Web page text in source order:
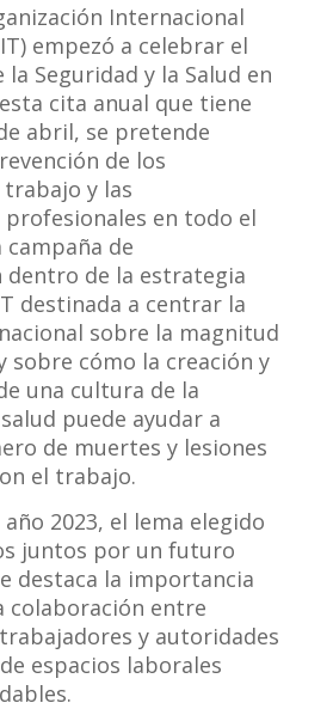
Internacional
empezó a celebrar el
la Seguridad y la Salud en
cita anual que tiene
abril, se pretende
de los
y las
en todo el
campaña de
dentro de la estrategia
destinada a centrar la
sobre la magnitud
sobre cómo la creación y
una cultura de la
puede ayudar a
de muertes y lesiones
el trabajo.
2023, el lema elegido
juntos por un futuro
destaca la importancia
colaboración entre
y autoridades
espacios laborales